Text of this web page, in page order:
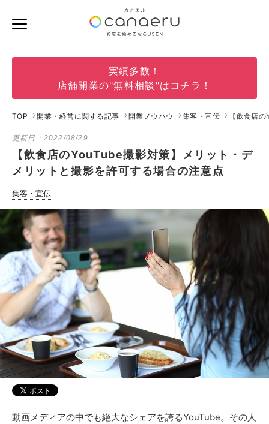
実績多数！
店舗開業の"無料相談"はコチラ！
TOP 開業・経営に関する記事 開業ノウハウ 集客・宣伝 【飲食店
更新日： 2022/08/29
【飲食店のYouTube撮影対策】メリット・デ
メリットと撮影を許可する場合の注意点
集客・宣伝
動画メディアの中でも絶大なシェアを誇るYouTube。その人